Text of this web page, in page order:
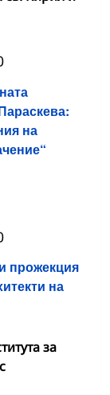
на
прожекция
на
за